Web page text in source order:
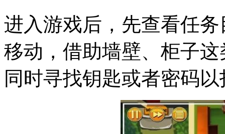
进入游戏后，先查看任
移动，借助墙壁、柜子
同时寻找钥匙或者密码